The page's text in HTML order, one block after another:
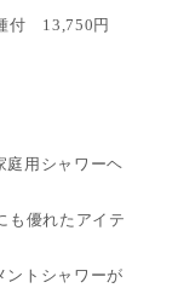
付 13,750円
庭用シャワーヘ
も優れたアイテ
ントシャワーが